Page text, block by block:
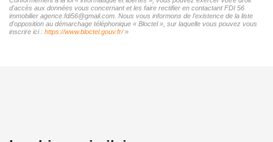
d'accès aux données vous concernant et les faire rectifier en contactant FDI 56
immobilier agence.fdi56@gmail.com. Nous vous informons de l'existence de la liste
d'opposition au démarchage téléphonique « Bloctel », sur laquelle vous pouvez vous
inscrire ici : https://www.bloctel.gouv.fr/»